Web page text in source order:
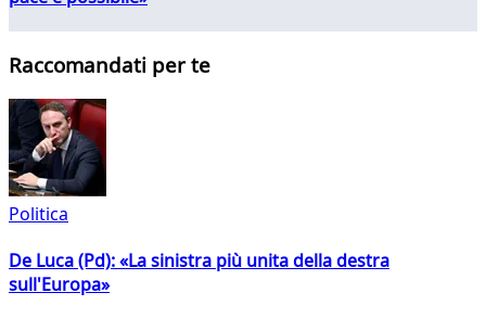
Raccomandati per te
Politica
De Luca (Pd): «La sinistra più unita della destra
sull'Europa»